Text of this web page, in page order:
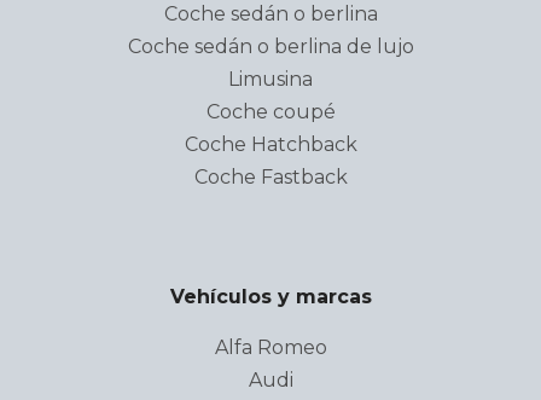
Coche sedán o berlina
Coche sedán o berlina de lujo
Limusina
Coche coupé
Coche Hatchback
Coche Fastback
Vehículos y marcas
Alfa Romeo
Audi